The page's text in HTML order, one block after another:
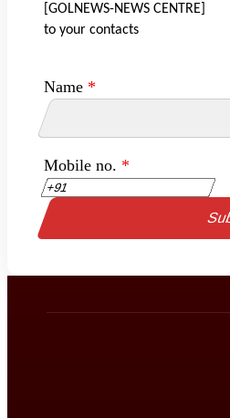
[GOLNEWS-NEWS CENTRE]
to your contacts
Name *
Mobile no. *